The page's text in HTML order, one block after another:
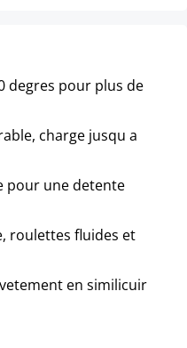
degres pour plus de
charge jusqu a
pour une detente
roulettes fluides et
en similicuir